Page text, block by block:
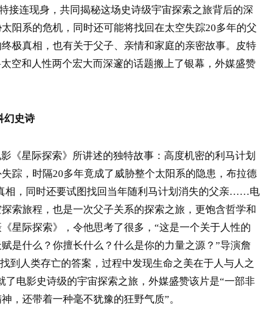
接连现身，共同揭秘这场史诗级宇宙探索之旅背后的深
阳系的危机，同时还可能将找回在太空失踪20多年的父
极真相，也有关于父子、亲情和家庭的亲密故事。皮特
空和人性两个宏大而深邃的话题搬上了银幕，外媒盛赞
幻史诗
《星际探索》所讲述的独特故事：高度机密的利马计划
踪，时隔20多年竟成了威胁整个太阳系的隐患，布拉德
相，同时还要试图找回当年随利马计划消失的父亲……电
索旅程，也是一次父子关系的探索之旅，更饱含哲学和
星际探索》，令他思考了很多，“这是一个关于人性的
是什么？你擅长什么？什么是你的力量之源？”导演詹
到人类存亡的答案，过程中发现生命之美在于人与人之
了电影史诗级的宇宙探索之旅，外媒盛赞该片是“一部非
，还带着一种毫不犹豫的狂野气质”。